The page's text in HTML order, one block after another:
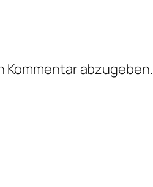
Kommentar abzugeben.